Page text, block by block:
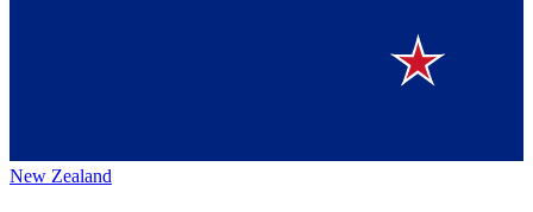
New Zealand